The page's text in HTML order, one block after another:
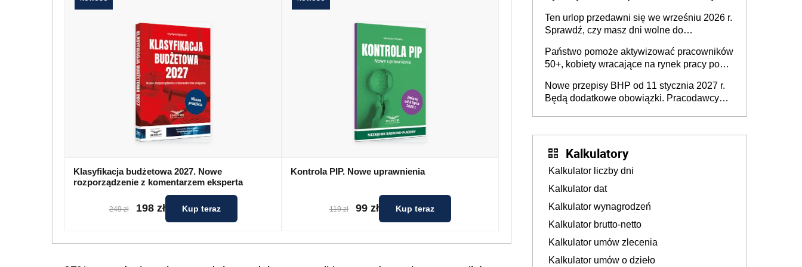
Klasyfikacja budżetowa 2027. Nowe
rozporządzenie z komentarzem eksperta
249 zł 198 zł Kup teraz
Kontrola PIP. Nowe uprawnienia
119 zł 99 zł Kup teraz
pracodawców [WYWIAD]
Ten urlop przedawni się we wrześniu 2026 r.
Sprawdź, czy masz dni wolne do
Państwo pomoże aktywizować pracowników
50+, kobiety wracające na rynek pracy po
osoby neuroatypowe. Powstanie Fundusz
na rzecz Inkluzywności w Zatrudnianiu?
Nowe przepisy BHP od 11 stycznia 2027 r.
Będą dodatkowe obowiązki. Pracodawcy
Kalkulatory
Kalkulator liczby dni
Kalkulator dat
Kalkulator wynagrodzeń
Kalkulator brutto-netto
Kalkulator umów zlecenia
Kalkulator umów o dzieło